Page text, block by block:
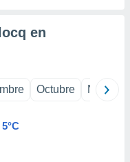
en
Octubre
5°C